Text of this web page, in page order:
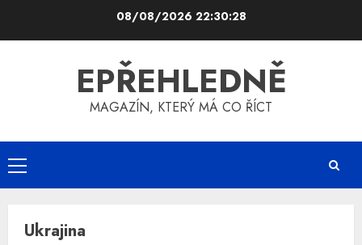
08/08/2026 22:30:28
EPŘEHLEDNĚ
MAGAZÍN, KTERÝ MÁ CO ŘÍCT
Primary
Menu
Ukrajina